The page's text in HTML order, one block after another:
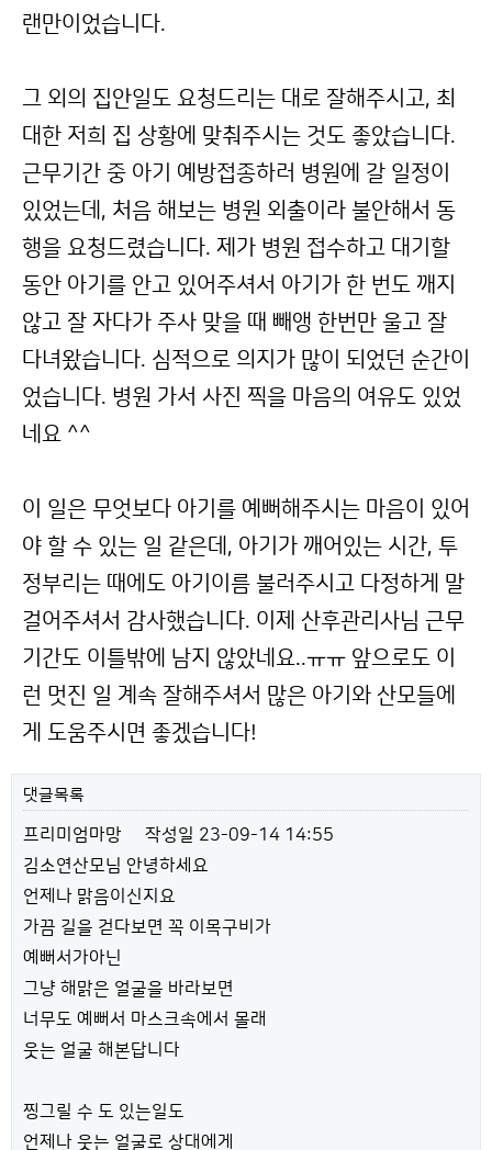
랜만이었습니다.
그 외의 집안일도 요청드리는 대로 잘해주시고, 최
대한 저희 집 상황에 맞춰주시는 것도 좋았습니다.
근무기간 중 아기 예방접종하러 병원에 갈 일정이
있었는데, 처음 해보는 병원 외출이라 불안해서 동
행을 요청드렸습니다. 제가 병원 접수하고 대기할
동안 아기를 안고 있어주셔서 아기가 한 번도 깨지
않고 잘 자다가 주사 맞을 때 빼앵 한번만 울고 잘
다녀왔습니다. 심적으로 의지가 많이 되었던 순간이
었습니다. 병원 가서 사진 찍을 마음의 여유도 있었
네요 ^^
이 일은 무엇보다 아기를 예뻐해주시는 마음이 있어
야 할 수 있는 일 같은데, 아기가 깨어있는 시간, 투
정부리는 때에도 아기이름 불러주시고 다정하게 말
걸어주셔서 감사했습니다. 이제 산후관리사님 근무
기간도 이틀밖에 남지 않았네요..ㅠㅠ 앞으로도 이
런 멋진 일 계속 잘해주셔서 많은 아기와 산모들에
게 도움주시면 좋겠습니다!
댓글목록
프리미엄마망 작성일 23-09-14 14:55
김소연산모님 안녕하세요
언제나 맑음이신지요
가끔 길을 걷다보면 꼭 이목구비가
예뻐서가아닌
그냥 해맑은 얼굴을 바라보면
너무도 예뻐서 마스크속에서 몰래
웃는 얼굴 해본답니다
찡그릴 수 도 있는일도
언제나 웃는 얼굴로 상대에게